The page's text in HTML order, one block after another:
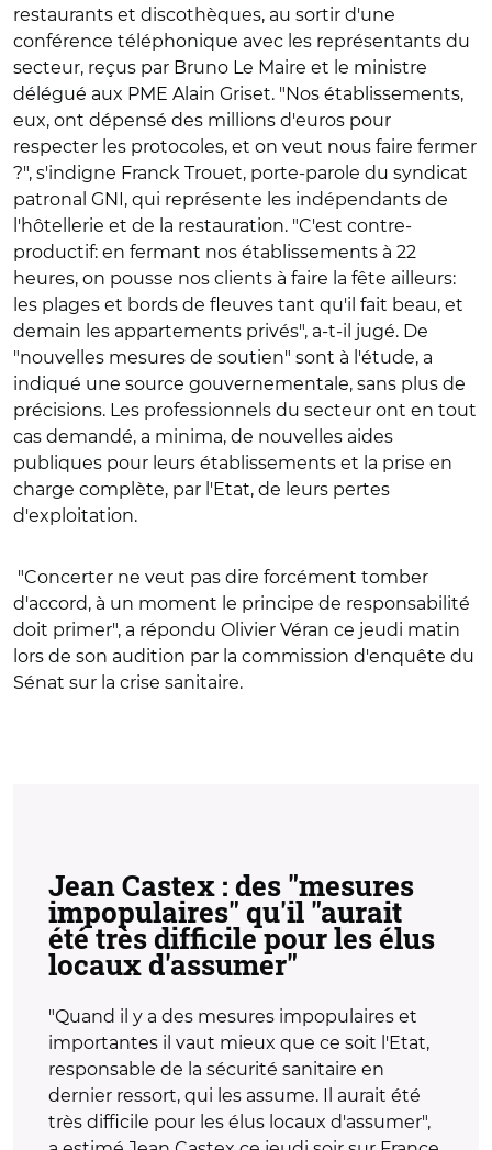
restaurants et discothèques, au sortir d'une
conférence téléphonique avec les représentants du
secteur, reçus par Bruno Le Maire et le ministre
délégué aux PME Alain Griset. "Nos établissements,
eux, ont dépensé des millions d'euros pour
respecter les protocoles, et on veut nous faire fermer
?", s'indigne Franck Trouet, porte-parole du syndicat
patronal GNI, qui représente les indépendants de
l'hôtellerie et de la restauration. "C'est contre-
productif: en fermant nos établissements à 22
heures, on pousse nos clients à faire la fête ailleurs:
les plages et bords de fleuves tant qu'il fait beau, et
demain les appartements privés", a-t-il jugé. De
"nouvelles mesures de soutien" sont à l'étude, a
indiqué une source gouvernementale, sans plus de
précisions. Les professionnels du secteur ont en tout
cas demandé, a minima, de nouvelles aides
publiques pour leurs établissements et la prise en
charge complète, par l'Etat, de leurs pertes
d'exploitation.
"Concerter ne veut pas dire forcément tomber
d'accord, à un moment le principe de responsabilité
doit primer", a répondu Olivier Véran ce jeudi matin
lors de son audition par la commission d'enquête du
Sénat sur la crise sanitaire.
Jean Castex : des "mesures
impopulaires" qu'il "aurait
été très difficile pour les élus
locaux d'assumer"
"Quand il y a des mesures impopulaires et
importantes il vaut mieux que ce soit l'Etat,
responsable de la sécurité sanitaire en
dernier ressort, qui les assume. Il aurait été
très difficile pour les élus locaux d'assumer",